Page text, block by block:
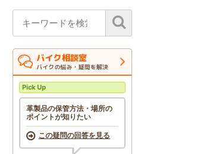
バイク相談室
バイクの悩み・疑問を解決
Pick Up
革製品の保管方法・場所の
ポイントが知りたい
この疑問の回答を見る